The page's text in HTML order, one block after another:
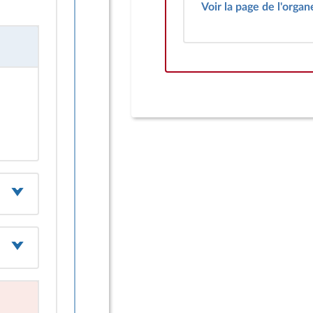
Voir la page de